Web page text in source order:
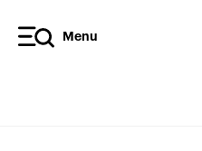
Menu